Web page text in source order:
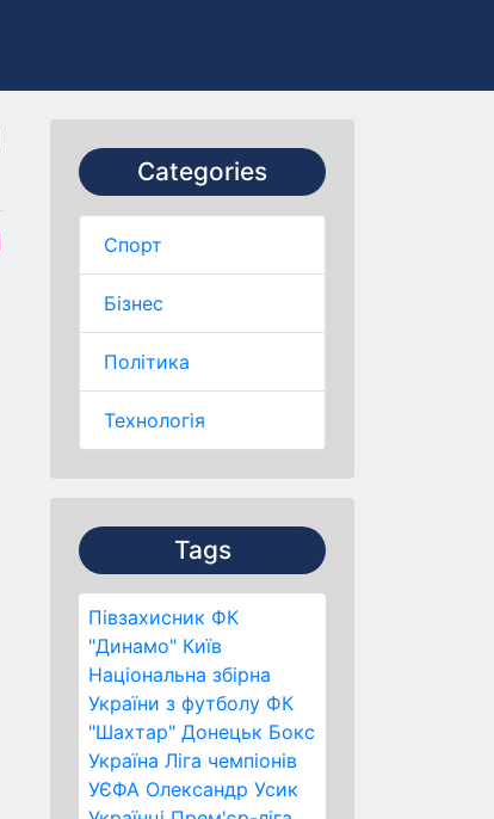
Categories
Спорт
Бізнес
Політика
Технологія
Tags
Півзахисник ФК
"Динамо" Київ
Національна збірна
України з футболу ФК
"Шахтар" Донецьк Бокс
Україна Ліга чемпіонів
УЄФА Олександр Усик